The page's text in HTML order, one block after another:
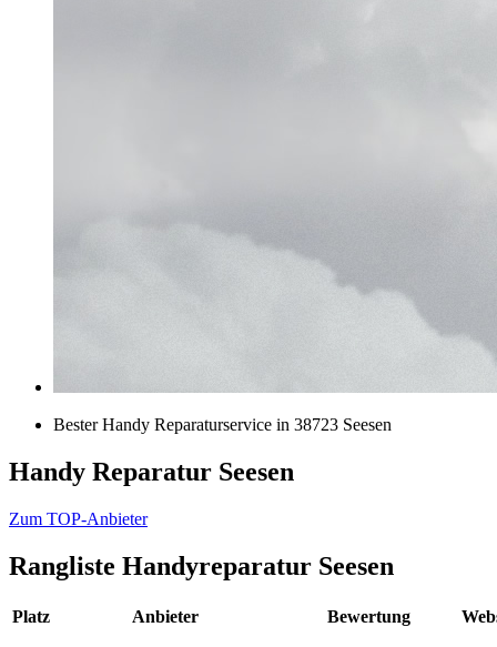
Bester Handy Reparaturservice in 38723 Seesen
Handy Reparatur Seesen
Zum TOP-Anbieter
Rangliste Handyreparatur Seesen
Platz Anbieter Bewertung